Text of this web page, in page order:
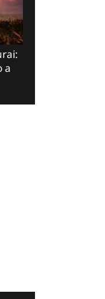
a